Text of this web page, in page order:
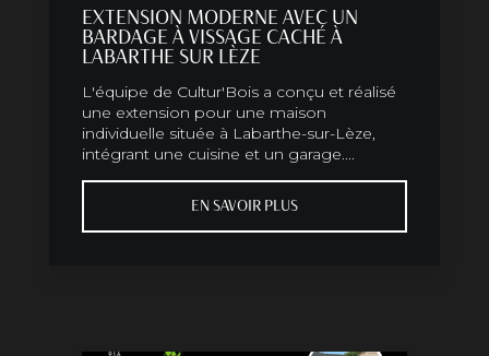
EXTENSION MODERNE AVEC UN
BARDAGE À VISSAGE CACHÉ À
LABARTHE SUR LÈZE
L'équipe de Cultur'Bois a conçu et réalisé
une extension pour une maison
individuelle située à Labarthe-sur-Lèze,
intégrant une cuisine et un garage....
EN SAVOIR PLUS